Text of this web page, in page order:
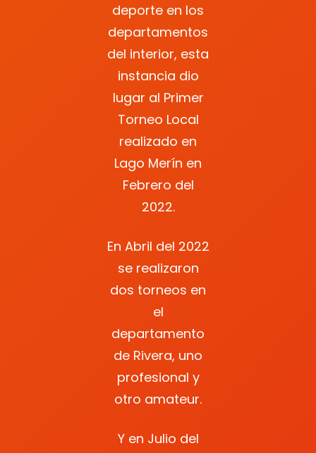
deporte en los
departamentos
del interior, esta
instancia dio
lugar al Primer
Torneo Local
realizado en
Lago Merín en
Febrero del
2022.
En Abril del 2022
se realizaron
dos torneos en
el
departamento
de Rivera, uno
profesional y
otro amateur.
Y en Julio del